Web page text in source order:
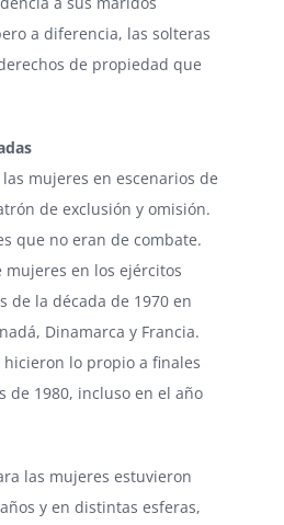
a diferencia, las solteras
de propiedad que
mujeres en escenarios de
de exclusión y omisión.
que no eran de combate.
en los ejércitos
de la década de 1970 en
Dinamarca y Francia.
hicieron lo propio a finales
de 1980, incluso en el año
las mujeres estuvieron
y en distintas esferas,